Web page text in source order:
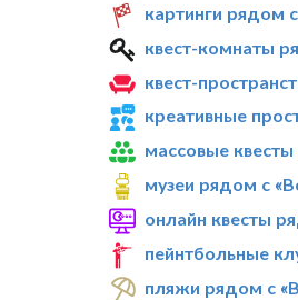
картинги рядом
квест-комнаты
квест-
креативные
массовые
музеи рядом с
онлайн квесты
пейнтбольные
пляжи рядом с